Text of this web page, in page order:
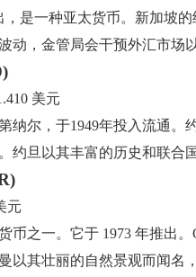
，是一种亚太货币。新加坡
动，金管局会干预外汇市
美元
纳尔，于1949年投入流通
约旦以其丰富的历史和联合
元
币之一。它于 1973 年推出
以其壮丽的自然景观而闻名